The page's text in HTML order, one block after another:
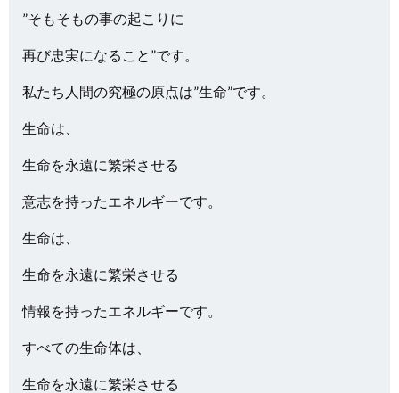
”そもそもの事の起こりに
再び忠実になること”です。
私たち人間の究極の原点は”生命”です。
生命は、
生命を永遠に繁栄させる
意志を持ったエネルギーです。
生命は、
生命を永遠に繁栄させる
情報を持ったエネルギーです。
すべての生命体は、
生命を永遠に繁栄させる